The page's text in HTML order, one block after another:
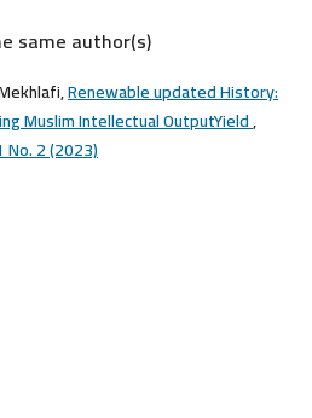
same author(s)
Renewable updated History:
Muslim Intellectual OutputYield,
No. 2 (2023)